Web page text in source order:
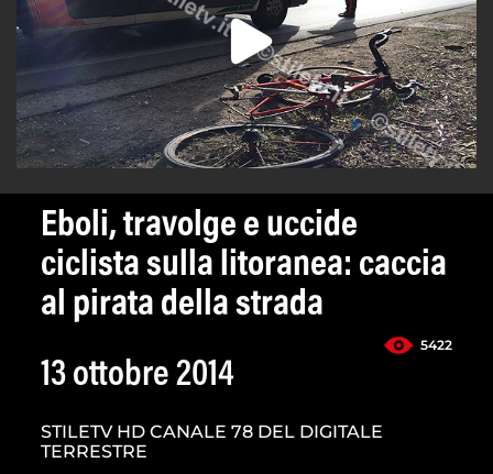
Eboli, travolge e uccide
ciclista sulla litoranea: caccia
al pirata della strada
5422
13 ottobre 2014
STILETV HD CANALE 78 DEL DIGITALE
TERRESTRE